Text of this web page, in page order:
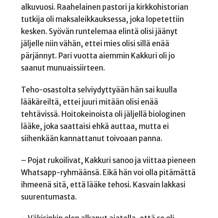
alkuvuosi. Raahelainen pastori ja kirkkohistorian
tutkija oli maksaleikkauksessa, joka lopetettiin
kesken. Syövän runtelemaa elintä olisi jäänyt
jäljelle niin vähän, ettei mies olisi sillä enää
pärjännyt. Pari vuotta aiemmin Kakkuri oli jo
saanut munuaissiirteen.
Teho-osastolta selviydyttyään hän sai kuulla
lääkäreiltä, ettei juuri mitään olisi enää
tehtävissä. Hoitokeinoista oli jäljellä biologinen
lääke, joka saattaisi ehkä auttaa, mutta ei
siihenkään kannattanut toivoaan panna.
– Pojat rukoilivat, Kakkuri sanoo ja viittaa pieneen
Whatsapp-ryhmäänsä. Eikä hän voi olla pitämättä
ihmeenä sitä, että lääke tehosi. Kasvain lakkasi
suurentumasta.